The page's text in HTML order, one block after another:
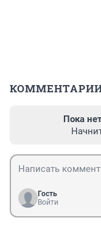
Пока
Гость
Войти